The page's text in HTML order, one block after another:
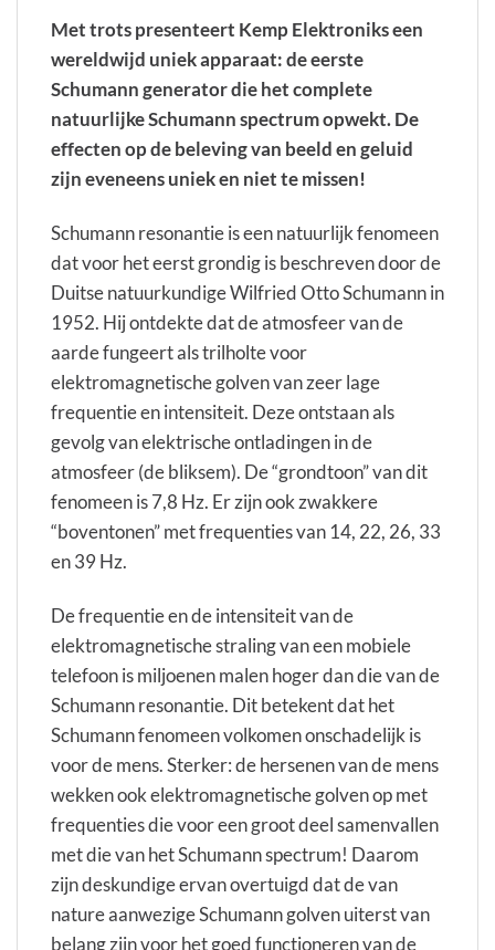
Met trots presenteert Kemp Elektroniks een
wereldwijd uniek apparaat: de eerste
Schumann generator die het complete
natuurlijke Schumann spectrum opwekt. De
effecten op de beleving van beeld en geluid
zijn eveneens uniek en niet te missen!
Schumann resonantie is een natuurlijk fenomeen
dat voor het eerst grondig is beschreven door de
Duitse natuurkundige Wilfried Otto Schumann in
1952. Hij ontdekte dat de atmosfeer van de
aarde fungeert als trilholte voor
elektromagnetische golven van zeer lage
frequentie en intensiteit. Deze ontstaan als
gevolg van elektrische ontladingen in de
atmosfeer (de bliksem). De “grondtoon” van dit
fenomeen is 7,8 Hz. Er zijn ook zwakkere
“boventonen” met frequenties van 14, 22, 26, 33
en 39 Hz.
De frequentie en de intensiteit van de
elektromagnetische straling van een mobiele
telefoon is miljoenen malen hoger dan die van de
Schumann resonantie. Dit betekent dat het
Schumann fenomeen volkomen onschadelijk is
voor de mens. Sterker: de hersenen van de mens
wekken ook elektromagnetische golven op met
frequenties die voor een groot deel samenvallen
met die van het Schumann spectrum! Daarom
zijn deskundige ervan overtuigd dat de van
nature aanwezige Schumann golven uiterst van
belang zijn voor het goed functioneren van de